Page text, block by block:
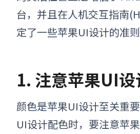
台，并且在人机交互指南
定了一些苹果UI设计的准则
1. 注意苹果UI
颜色是苹果UI设计至关重
UI设计配色时， 要注意苹